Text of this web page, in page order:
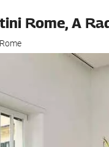
Rome, A